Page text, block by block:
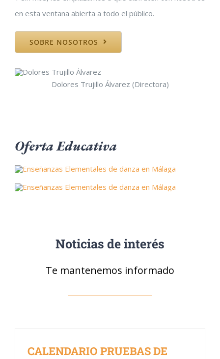
en esta ventana abierta a todo el público.
SOBRE NOSOTROS
Dolores Trujillo Álvarez (Directora)
Oferta Educativa
Noticias de interés
Te mantenemos informado
CALENDARIO PRUEBAS DE